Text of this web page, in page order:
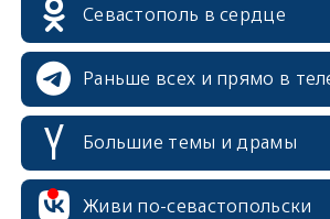
Севастополь в сердце
Раньше всех и прямо в
Большие темы и драмы
Живи по-севастопольски